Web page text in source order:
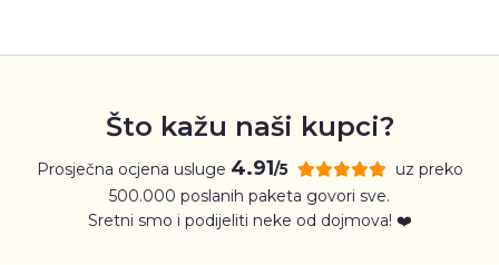
Što kažu naši kupci?
Prosječna ocjena usluge 4.91/5
uz preko
500.000 poslanih paketa govori sve.
Sretni smo i podijeliti neke od dojmova! ❤️